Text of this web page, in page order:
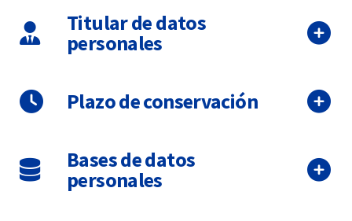
Titular de datos
personales
Plazo de conservación
Bases de datos
personales